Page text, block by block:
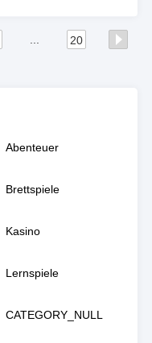
20
Abenteuer
Brettspiele
Kasino
Lernspiele
CATEGORY_NULL